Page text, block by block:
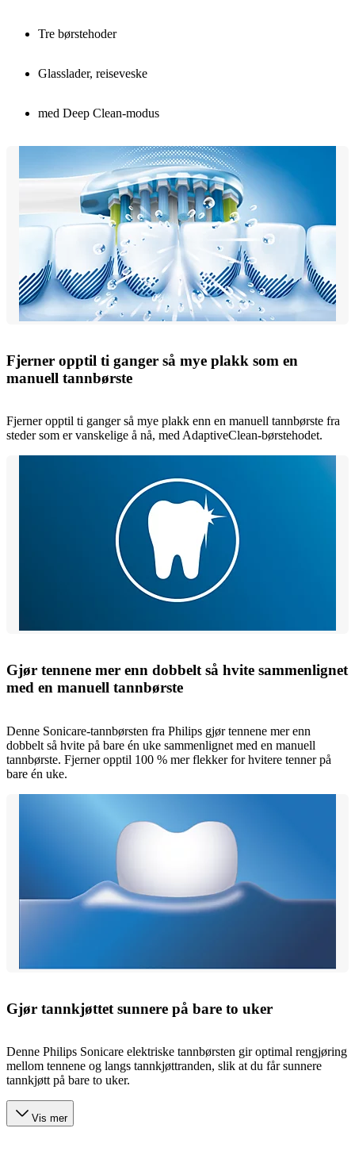
Tre børstehoder
Glasslader, reiseveske
med Deep Clean-modus
Fjerner opptil ti ganger så mye plakk som en
manuell tannbørste
Fjerner opptil ti ganger så mye plakk enn en manuell tannbørste fra
steder som er vanskelige å nå, med AdaptiveClean-børstehodet.
Gjør tennene mer enn dobbelt så hvite sammenlignet
med en manuell tannbørste
Denne Sonicare-tannbørsten fra Philips gjør tennene mer enn
dobbelt så hvite på bare én uke sammenlignet med en manuell
tannbørste. Fjerner opptil 100 % mer flekker for hvitere tenner på
bare én uke.
Gjør tannkjøttet sunnere på bare to uker
Denne Philips Sonicare elektriske tannbørsten gir optimal rengjøring
mellom tennene og langs tannkjøttranden, slik at du får sunnere
tannkjøtt på bare to uker.
Vis mer